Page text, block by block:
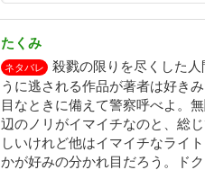
たくみ
ネタバレ
殺戮の限りを尽くした
うに逃される作品が著者は好き
目なときに備えて警察呼べよ。
辺のノリがイマイチなのと、総
しいけれど他はイマイチなライ
かが好みの分かれ目だろう。ド